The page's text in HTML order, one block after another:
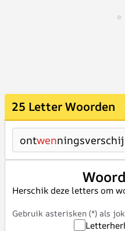
25 Letter Woorden
ontwen
Herschik deze letters om
Gebruik asterisken (*) als